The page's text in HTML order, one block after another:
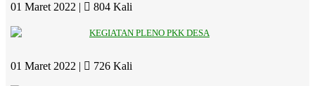
01 Maret 2022 | 804 Kali
KEGIATAN PLENO PKK DESA
01 Maret 2022 | 726 Kali